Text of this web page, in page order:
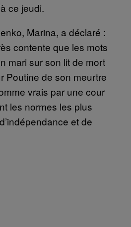
ce jeudi.
Marina, a déclaré :
contente que les mots
mari sur son lit de mort
Poutine de son meurtre
vrais par une cour
les normes les plus
et de